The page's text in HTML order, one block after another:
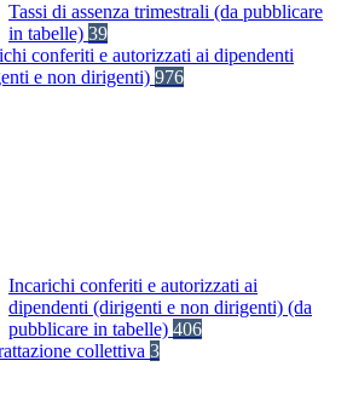
Tassi di assenza trimestrali (da pubblicare
in tabelle) 39
conferiti e autorizzati ai dipendenti
e non dirigenti) 976
Incarichi conferiti e autorizzati ai
dipendenti (dirigenti e non dirigenti) (da
pubblicare in tabelle) 406
collettiva 3